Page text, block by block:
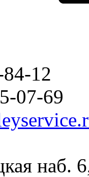
12
07-69
наб.